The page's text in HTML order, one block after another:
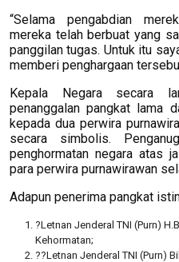
“Selama pengabdian
mereka telah berbuat yang
panggilan tugas. Untuk itu
memberi penghargaan
Kepala Negara secara
penanggalan pangkat lama
kepada dua perwira
secara simbolis.
penghormatan negara atas
para perwira purnawirawan
Adapun penerima pangkat
?Letnan Jenderal TNI (Purn)
Kehormatan;
??Letnan Jenderal TNI (Purn)